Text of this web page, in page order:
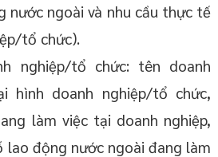
nước ngoài và nhu cầu thực tế
tổ chức).
nghiệp/tổ chức: tên doanh
hình doanh nghiệp/tổ chức,
làm việc tại doanh nghiệp,
động nước ngoài đang làm